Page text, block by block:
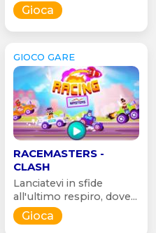
Gioca
GIOCO GARE
RACEMASTERS -
CLASH
Lanciatevi in sfide
all'ultimo respiro, dove...
Gioca